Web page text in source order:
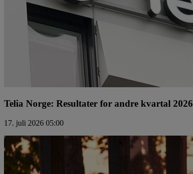
Telia Norge: Resultater for andre kvartal 2026
17. juli 2026 05:00